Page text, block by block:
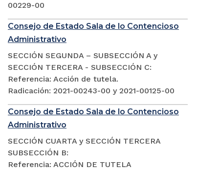
00229-00
Consejo de Estado Sala de lo Contencioso
Administrativo
SECCIÓN SEGUNDA – SUBSECCIÓN A y
SECCIÓN TERCERA - SUBSECCIÓN C:
Referencia: Acción de tutela.
Radicación: 2021-00243-00 y 2021-00125-00
Consejo de Estado Sala de lo Contencioso
Administrativo
SECCIÓN CUARTA y SECCIÓN TERCERA
SUBSECCIÓN B:
Referencia: ACCIÓN DE TUTELA